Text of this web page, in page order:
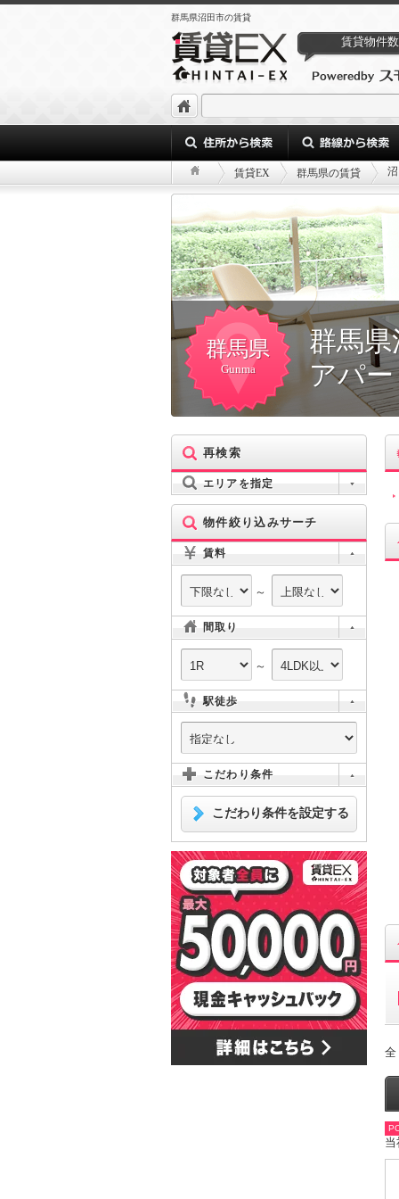
群馬県沼田市の賃貸
賃貸物件数
賃貸EX 群馬県の賃貸
群馬県
Gunma
群馬
アパ
再検索
エリアを指定
物件絞り込みサーチ
賃料
～
間取り
～
駅徒歩
こだわり条件
こだわり条件を設定する
全